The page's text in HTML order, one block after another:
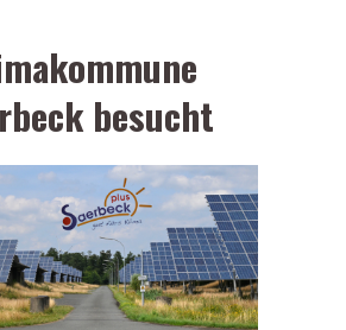
besucht